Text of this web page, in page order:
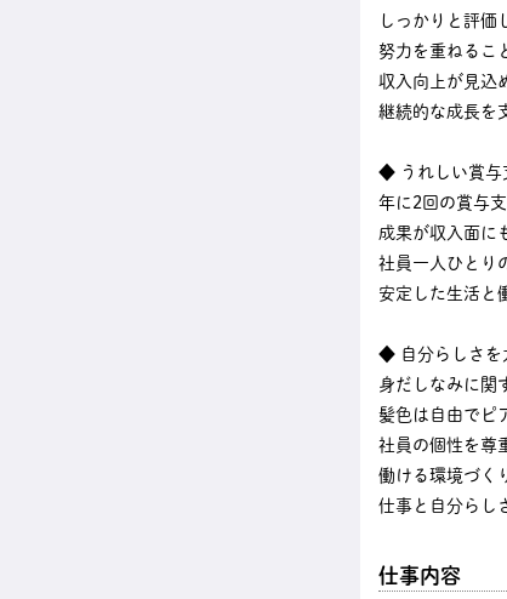
しっかりと評価
努力を重ねるこ
収入向上が見込
継続的な成長を
◆ うれしい賞与
年に2回の賞与
成果が収入面に
社員一人ひとり
安定した生活と
◆ 自分らしさを
身だしなみに関
髪色は自由でピ
社員の個性を尊
働ける環境づく
仕事と自分らし
仕事内容